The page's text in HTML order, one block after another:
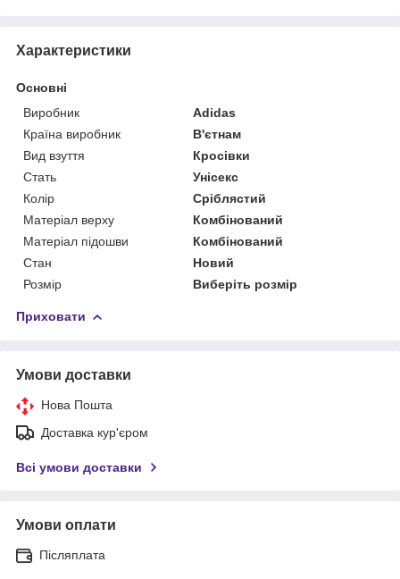
Характеристики
Основні
Виробник
Adidas
Країна виробник
В'єтнам
Вид взуття
Кросівки
Стать
Унісекс
Колір
Сріблястий
Матеріал верху
Комбінований
Матеріал підошви
Комбінований
Стан
Новий
Розмір
Виберіть розмір
Приховати
Умови доставки
Нова Пошта
Доставка кур'єром
Всі умови доставки
Умови оплати
Післяплата